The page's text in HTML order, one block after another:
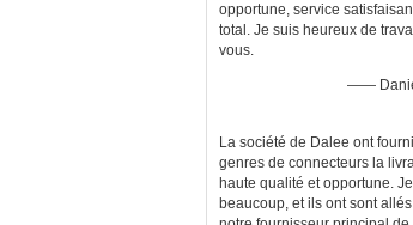
opportune, service
total. Je suis heureux de
vous.
——
La société de Dalee ont
genres de connecteurs la
haute qualité et opportune.
beaucoup, et ils ont sont